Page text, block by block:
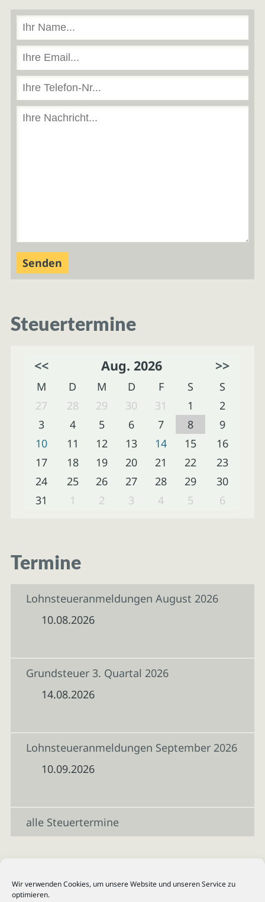
Wir verwenden Cookies, um unsere Website und unseren Service zu
optimieren.
Steuertermine
<< Aug. 2026 >>
M D M D F S
S
27
28 29 30 31 1
2
3
4 5 6 7 8
9
10
11 12 13 14 15
16
17
18 19 20 21 22
23
24
25 26 27 28 29
30
31
1 2 3 4 5 6
Termine
Lohnsteueranmeldungen August 2026
10.08.2026
Grundsteuer 3. Quartal 2026
14.08.2026
Lohnsteueranmeldungen September 2026
10.09.2026
alle Steuertermine